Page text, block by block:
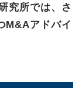
究所では、さ
M&Aアドバイ